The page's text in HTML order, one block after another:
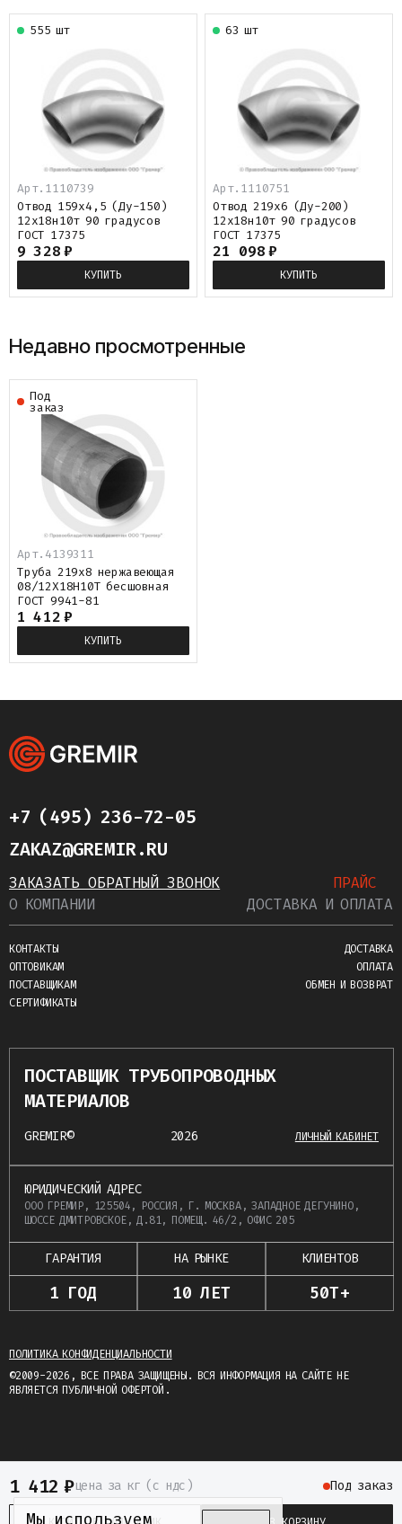
Мы используем
1 412 ₽цена за кг (c ндс) Под заказ
Арт.1110739
555 шт
Отвод 159х4,5 (Ду-150)
12х18н10т 90 градусов
ГОСТ 17375
9 328₽
КУПИТЬ
Арт.1110751
63 шт
Отвод 219х6 (Ду-200)
12х18н10т 90 градусов
ГОСТ 17375
21 098 ₽
КУПИТЬ
Недавно просмотренные
Арт. 4139311
Под
заказ
Труба 219х8 нержавеющая
08/12Х18Н10Т бесшовная
ГОСТ 9941-81
1 412₽
КУПИТЬ
+7 (495) 236-72-05
ZAKAZ@GREMIR.RU
ЗАКАЗАТЬ ОБРАТНЫЙ ЗВОНОК
ПРАЙС
О КОМПАНИИ
КОНТАКТЫ
ОПТОВИКАМ
ПОСТАВЩИКАМ
СЕРТИФИКАТЫ
ДОСТАВКА И ОПЛАТА
ДОСТАВКА
ОПЛАТА
ОБМЕН И ВОЗВРАТ
ПОСТАВЩИК ТРУБОПРОВОДНЫХ
МАТЕРИАЛОВ
GREMIR© 2026 ЛИЧНЫЙ КАБИНЕТ
ЮРИДИЧЕСКИЙ АДРЕС
ООО ГРЕМИР, 125504, РОССИЯ, Г. МОСКВА, ЗАПАДНОЕ ДЕГУНИНО,
ШОССЕ ДМИТРОВСКОЕ, Д.81, ПОМЕЩ. 46/2, ОФИС 205
ГАРАНТИЯ
1 ГОД
НА РЫНКЕ
10 ЛЕТ
КЛИЕНТОВ
50Т+
©2009-2026, ВСЕ ПРАВА ЗАЩИЩЕНЫ. ВСЯ ИНФОРМАЦИЯ НА САЙТЕ НЕ
ЯВЛЯЕТСЯ ПУБЛИЧНОЙ ОФЕРТОЙ.
ПОЛИТИКА КОНФИДЕНЦИАЛЬНОСТИ